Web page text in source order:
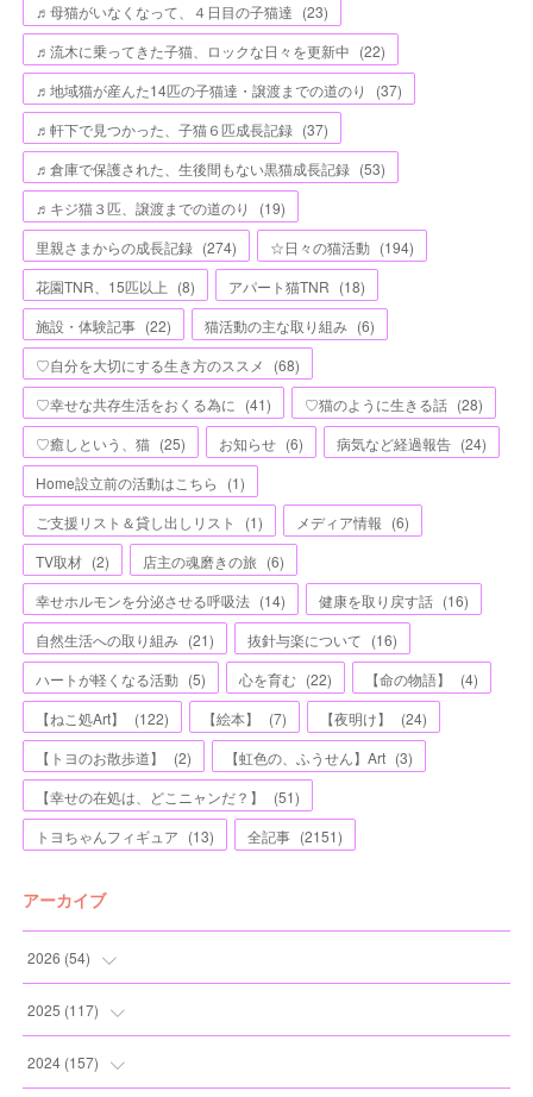
♬母猫がいなくなって、４日目の子猫達 (23)
♬流木に乗ってきた子猫、ロックな日々を更新中 (22)
♬地域猫が産んた14匹の子猫達・譲渡までの道のり
(37)
♬軒下で見つかった、子猫６匹成長記録 (37)
♬倉庫で保護された、生後間もない黒猫成長記録 (53)
♬キジ猫３匹、譲渡までの道のり
(19)
里親さまからの成長記録 (274) ☆日々の猫活動 (194)
花園TNR、15匹以上 (8) アパート猫TNR (18)
施設・体験記事 (22) 猫活動の主な取り組み (6)
♡自分を大切にする生き方のススメ
(68)
♡幸せな共存生活をおくる為に (41) ♡猫のように生きる話 (28)
♡癒しという、猫 (25) お知らせ (6) 病気など経過報告 (24)
Home設立前の活動はこちら
(1)
ご支援リスト＆貸し出しリスト
(1) メディア情報 (6)
TV取材 (2) 店主の魂磨きの旅 (6)
幸せホルモンを分泌させる呼吸法 (14) 健康を取り戻す話 (16)
自然生活への取り組み (21) 抜針与楽について (16)
ハートが軽くなる活動 (5) 心を育む (22) 【命の物語】 (4)
【ねこ処Art】
(122) 【絵本】 (7) 【夜明け】 (24)
【トヨのお散歩道】
(2) 【虹色の、ふうせん】Art (3)
【幸せの在処は、どこニャンだ？】
(51)
トヨちゃんフィギュア (13) 全記事 (2151)
アーカイブ
2026 (54)
(2)
(5)
2025 (117)
(11
2024(157)